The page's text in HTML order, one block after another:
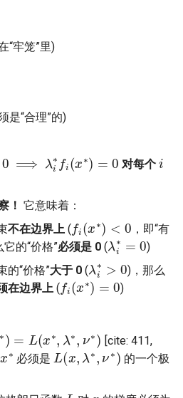
“牢笼”里)
是“合理”的)
λ i∗ f x∗ 0
对每个
i
！ 它意味着：
不在边界上 (
f x ∗)
，即“有
的“价格”必须是 0 (
λ i∗ 0
)
的“价格”大于 0 (
λ i∗ 0
)，那么
在边界上 (
f x∗)= 0
)
)= x∗ λ∗ , ν∗
[cite: 411,
x∗
必须是
L(x λ ∗,ν ∗)
的一个极
L